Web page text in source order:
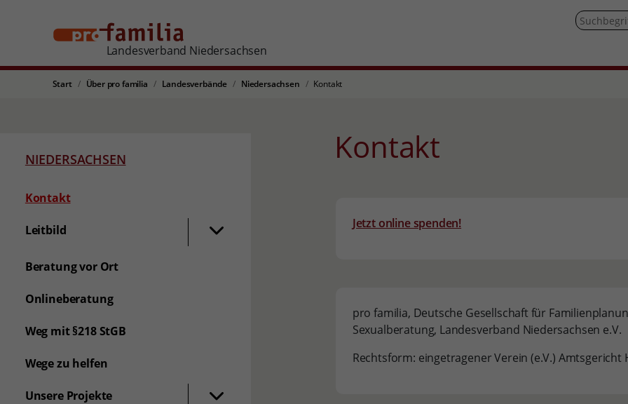
Landesverband Niedersachsen
Start Über pro familia Landesverbände Niedersachsen Kontakt
NIEDERSACHSEN
Kontakt(aktuelle Seite)
Leitbild
Beratung vor Ort
Onlineberatung
Weg mit §218 StGB
Wege zu helfen
Unsere Projekte
Kontakt
Jetzt online spenden!
pro familia, Deutsche Gesellschaft für
Sexualberatung, Landesverband Niedersachsen e.V.
Rechtsform: eingetragener Verein (e.V.) Amtsgericht